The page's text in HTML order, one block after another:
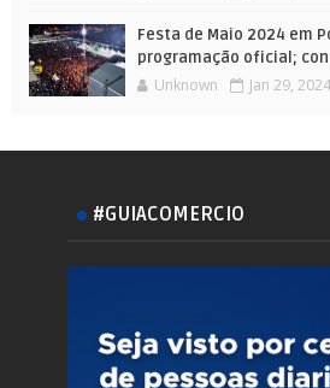
Festa de Maio 2024 em
programação oficial;
Unknown Jan 29, 2024
#GUIACOMERCIO